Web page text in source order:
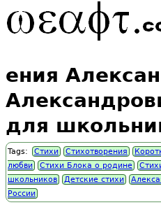
ения
для
Tags: Стихи Стихотворения
любви
Стихи Блока о родине
школьников
Детские стихи
России